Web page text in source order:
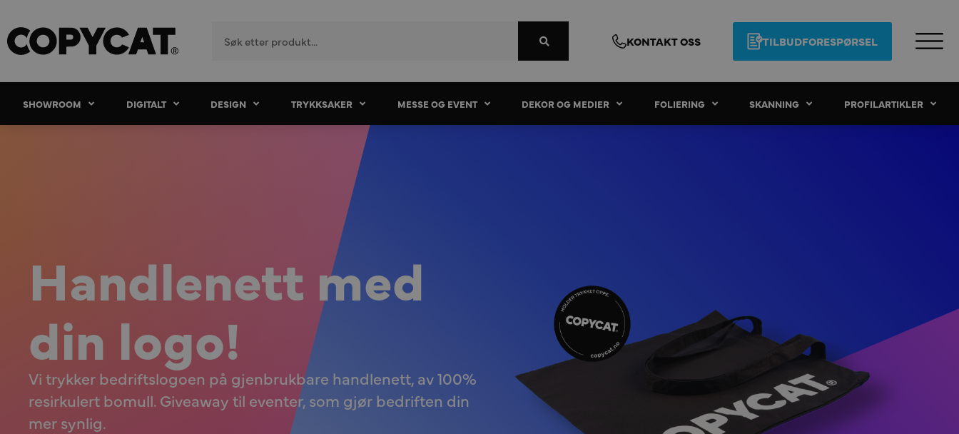
KONTAKT OSS TILBUDFORESPØRSEL
SHOWROOM DIGITALT DESIGN TRYKKSAKER MESSE OG EVENT DEKOR OG MEDIER FOLIERING SKANNING PROFILARTIKLER
Handlenett med
din logo!
Vi trykker bedriftslogoen på gjenbrukbare handlenett, av 100%
resirkulert bomull. Giveaway til eventer, som gjør bedriften din
mer synlig.